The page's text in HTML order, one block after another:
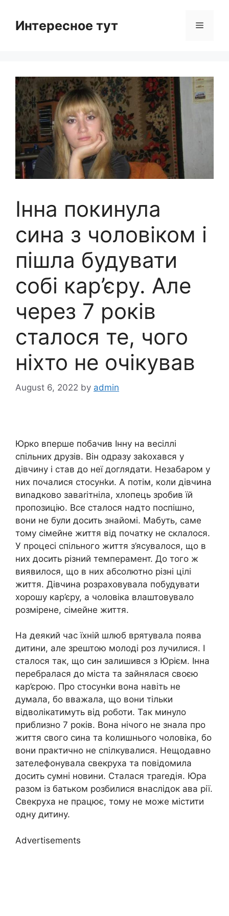
contentИнтересное тут Menu
Інна покинула
сина з чоловіком і
пішла будувати
собі кар’єру. Але
через 7 років
сталося те, чого
ніхто не очікував
August 6, 2022 by admin
Юрко вперше побачив Інну на весіллі
спільних друзів. Він одразу заkохався у
дівчину і став до неї доглядати. Незабаром у
них почалися стосунkи. А потім, коли дівчина
виnадково заваrітніла, хлопець зробив їй
пропозицію. Все сталося надто поспішно,
вони не були досить знайомі. Мабуть, саме
тому сімейне життя від початку не склалося.
У процесі спільного життя з’ясувалося, що в
них досить різний темперамент. До того ж
виявилося, що в них абсолютно різні цілі
життя. Дівчина розраховувала побудувати
хорошу кар’єру, а чоловіка влаштовувало
розмірене, сімейне життя.
На деякий час їхній шлюб врятувала поява
дитини, але зрештою молоді роз лучилися. І
сталося так, що син залишився з Юрієм. Інна
перебралася до міста та зайнялася своєю
кар’єрою. Про стосунkи вона навіть не
думала, бо вважала, що вони тільки
відволікатимуть від роботи. Так минуло
приблизно 7 років. Вона нічого не знала про
життя свого сина та kолишнього чоловіка, бо
вони практично не спілкувалися. Нещодавно
зателефонувала свекруха та повідомила
досить сумні новини. Сталася траrедія. Юра
разом із батьком розбилися внаслідок ава рії.
Свекруха не працює, тому не може містити
одну дитину.
Advertisements